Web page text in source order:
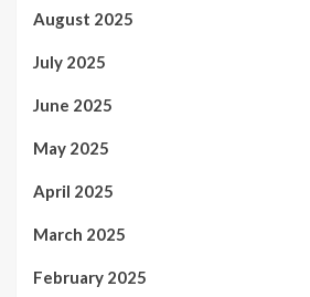
August 2025
July 2025
June 2025
May 2025
April 2025
March 2025
February 2025